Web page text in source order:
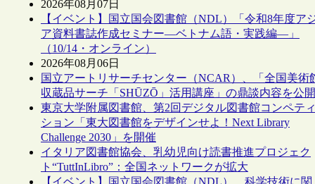
2026年08月07日
【イベント】国立国会図書館（NDL）「令和8年度ア
ア資料書誌作成セミナー―ベトナム語・実践編―」
（10/14・オンライン）
2026年08月06日
国立アートリサーチセンター（NCAR）、「全国美術
収蔵品サーチ「SHŪZŌ」活用講座」の鼎談内容を公開
東京大学附属図書館、第2回デジタル図書館コンペティ
ション「東大図書館をデザインせよ！Next Library
Challenge 2030」を開催
イタリア図書館協会、乳幼児向け読書推進プロジェク
ト“TuttInLibro”：全国ネットワークが拡大